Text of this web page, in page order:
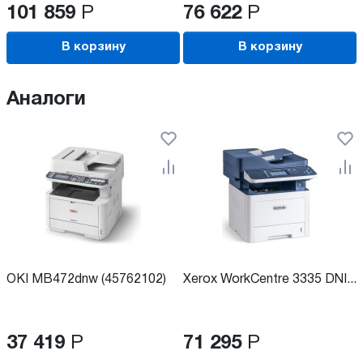
101 859 Р
В корзину
76 622 Р
В корзину
Аналоги
OKI MB472dnw (45762102)
37 419 Р
Xerox WorkCentre 3335 DNI...
71 295 Р